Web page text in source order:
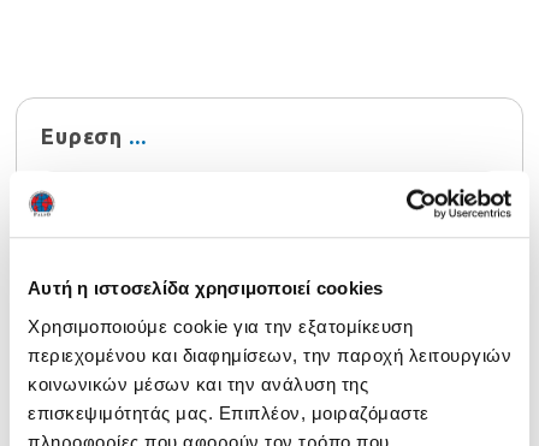
Αυτή η ιστοσελίδα χρησιμοποιεί cookies
Χρησιμοποιούμε cookie για την εξατομίκευση
περιεχομένου και διαφημίσεων, την παροχή λειτουργιών
κοινωνικών μέσων και την ανάλυση της
επισκεψιμότητάς μας. Επιπλέον, μοιραζόμαστε
πληροφορίες που αφορούν τον τρόπο που
Ευρεση
Τελευταία νέα
Ενημέρωση 29/07/2026 29 July 2026
Αναρτήθηκαν τα αποτελέσματα NOCN Μαΐου 2026
July 2026